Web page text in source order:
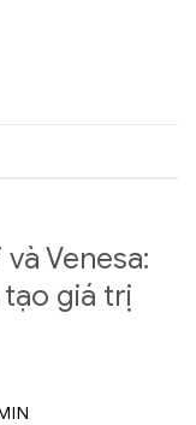
Venesa:
giá trị